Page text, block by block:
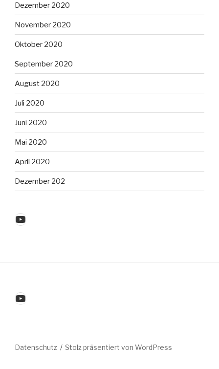
Dezember 2020
November 2020
Oktober 2020
September 2020
August 2020
Juli 2020
Juni 2020
Mai 2020
April 2020
Dezember 202
YouTube
YouTube
Datenschutz Stolz präsentiert von WordPress